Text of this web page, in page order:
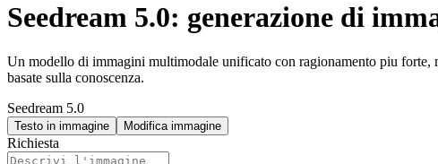
Seedream 5.0: generazione di
Un modello di immagini multimodale unificato con ragionamento piu
basate sulla conoscenza.
Seedream 5.0
Testo in immagine Modifica immagine
Richiesta